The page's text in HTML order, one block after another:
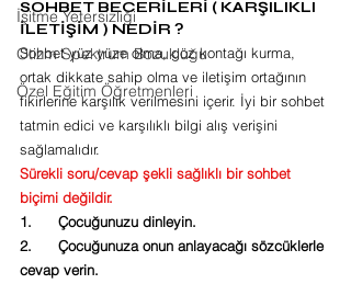
İşitme Yetersizliği
Otizm Spektrum Bozukluğu
Özel Eğitim Öğretmenleri
SOHBET BECERİLERİ ( KARŞILIKLI
İLETİŞİM ) NEDİR ?
Sohbet yüz yüze olma, göz kontağı kurma,
ortak dikkate sahip olma ve iletişim ortağının
fikirlerine karşılık verilmesini içerir. İyi bir sohbet
tatmin edici ve karşılıklı bilgi alış verişini
sağlamalıdır.
Sürekli soru/cevap şekli sağlıklı bir sohbet
biçimi değildir.
1.      Çocuğunuzu dinleyin.
2.      Çocuğunuza onun anlayacağı sözcüklerle
cevap verin.